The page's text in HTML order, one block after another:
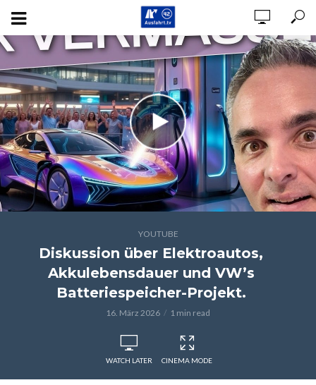
YOUTUBE
Diskussion über Elektroautos,
Akkulebensdauer und VW’s
Batteriespeicher-Projekt.
16. März 2026 1 min read
WATCH LATER CINEMA MODE